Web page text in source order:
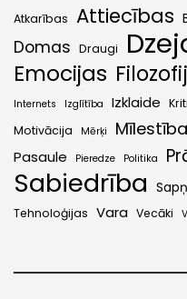
Atkarības Attiecības
Domas Draugi
Emocijas
Internets Izglītība Izklaide
Motivācija
Mērķi Mīlestība
Pasaule Pieredze Politika
Sabiedrība
Tehnoloģijas Vara Vecāki